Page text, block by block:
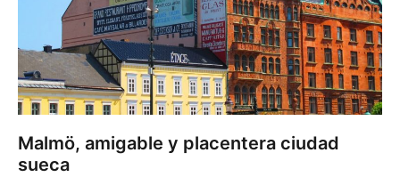
Malmö, amigable y placentera ciudad
sueca